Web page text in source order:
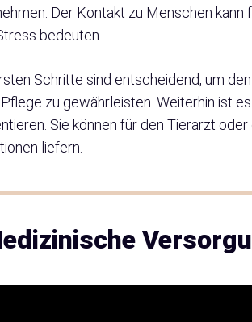
Der Kontakt zu Menschen
bedeuten.
Schritte sind entscheidend, um
zu gewährleisten. Weiterhin ist
Sie können für den Tierarzt
liefern.